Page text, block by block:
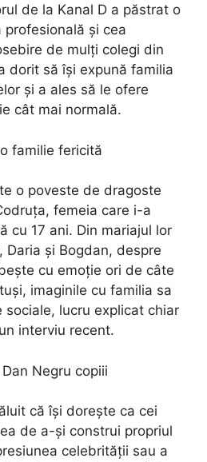
de la Kanal D a păstrat o
și cea
de mulți colegi din
dorit să își expună familia
și a ales să le ofere
cât mai normală.
familie fericită
o poveste de dragoste
femeia care i-a
cu 17 ani. Din mariajul lor
Daria și Bogdan, despre
cu emoție ori de câte
imaginile cu familia sa
sociale, lucru explicat chiar
interviu recent.
Negru copiii
că își dorește ca cei
de a-și construi propriul
celebrității sau a